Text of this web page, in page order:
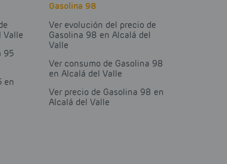
Valle
95
en
Gasolina 98
Ver evolución del precio de
Gasolina 98 en Alcalá del
Valle
Ver consumo de Gasolina 98
en Alcalá del Valle
Ver precio de Gasolina 98 en
Alcalá del Valle